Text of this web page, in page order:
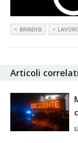
BRINDISI
Articoli